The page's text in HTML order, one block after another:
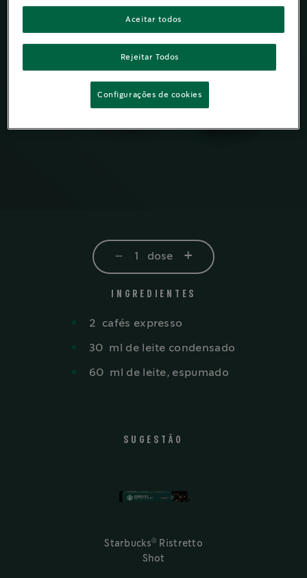
- 1 dose +
INGREDIENTES
2 cafés expresso
30 ml de leite condensado
60 ml de leite, espumado
SUGESTÃO
Starbucks®
Ristretto
Shot
Rejeitar Todos
Aceitar todos
Configurações de cookies